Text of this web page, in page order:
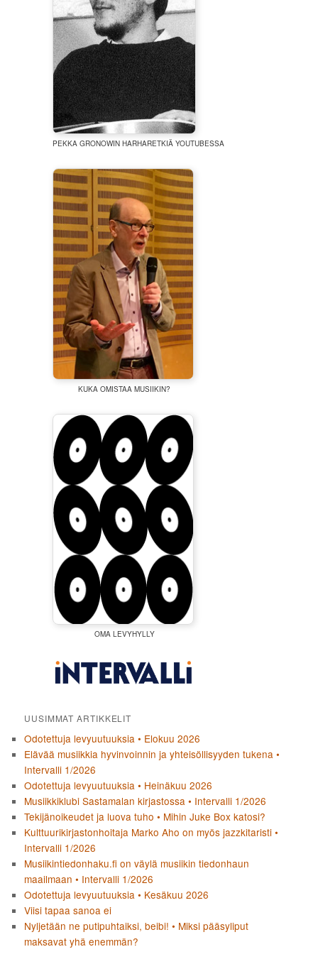
PEKKA GRONOWIN HARHARETKIÄ YOUTUBESSA
KUKA OMISTAA MUSIIKIN?
OMA LEVYHYLLY
UUSIMMAT ARTIKKELIT
Odotettuja levyuutuuksia • Elokuu 2026
Elävää musiikkia hyvinvoinnin ja yhteisöllisyyden tukena •
Intervalli 1/2026
Odotettuja levyuutuuksia • Heinäkuu 2026
Musiikkiklubi Sastamalan kirjastossa • Intervalli 1/2026
Tekijänoikeudet ja luova tuho • Mihin Juke Box katosi?
Kulttuurikirjastonhoitaja Marko Aho on myös jazzkitaristi •
Intervalli 1/2026
Musiikintiedonhaku.fi on väylä musiikin tiedonhaun
maailmaan • Intervalli 1/2026
Odotettuja levyuutuuksia • Kesäkuu 2026
Viisi tapaa sanoa ei
Nyljetään ne putipuhtaiksi, beibi! • Miksi pääsyliput
maksavat yhä enemmän?